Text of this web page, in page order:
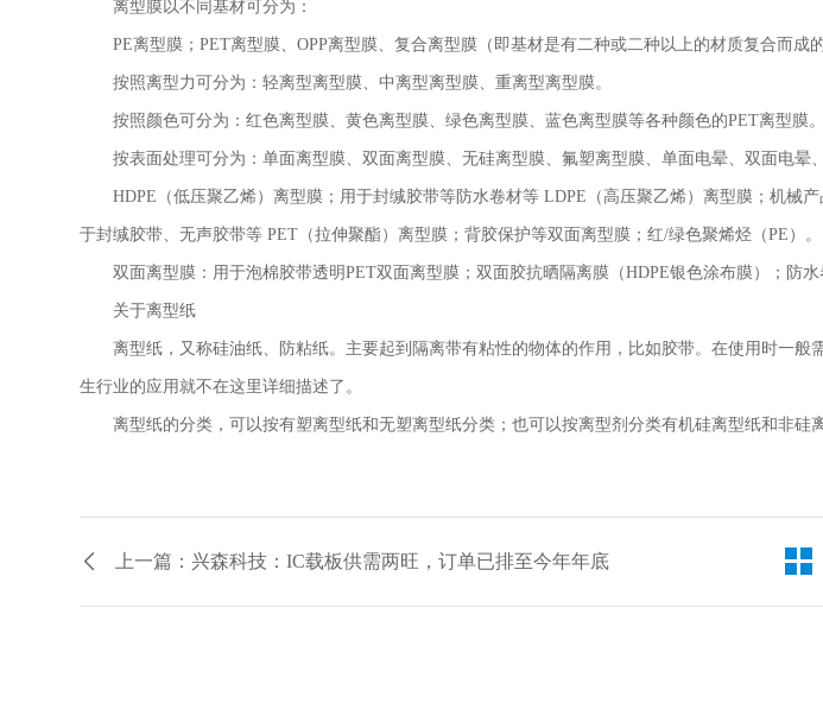
离型膜以不同基材可分为：
PE离型膜；PET离型膜、OPP离型膜、复合离型膜（即基材是有二种或二种以上的材质复合而成的
按照离型力可分为：轻离型离型膜、中离型离型膜、重离型离型膜。
按照颜色可分为：红色离型膜、黄色离型膜、绿色离型膜、蓝色离型膜等各种颜色的PET离型膜。
按表面处理可分为：单面离型膜、双面离型膜、无硅离型膜、氟塑离型膜、单面电晕、双面电晕
HDPE （低压聚乙烯）离型膜；用于封缄胶带等防水卷材等LDPE （高压聚乙烯）离型膜；机械
于封缄胶带、无声胶带等PET （拉伸聚酯）离型膜；背胶保护等双面离型膜；红/绿色聚烯烃（PE ）。
双面离型膜：用于泡棉胶带透明PET双面离型膜；双面胶抗晒隔离膜（HDPE银色涂布膜）；防
关于离型纸
离型纸，又称硅油纸、防粘纸。主要起到隔离带有粘性的物体的作用，比如胶带。在使用时一般
生行业的应用就不在这里详细描述了。
离型纸的分类，可以按有塑离型纸和无塑离型纸分类；也可以按离型剂分类有机硅离型纸和非硅离
上一篇：兴森科技：IC载板供需两旺，订单已排至今年年底